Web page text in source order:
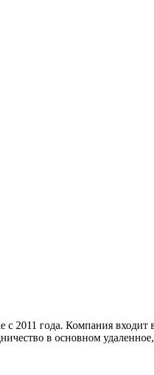
2011 года. Компания
в основном